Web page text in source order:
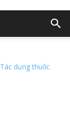
Tác dụng thuốc